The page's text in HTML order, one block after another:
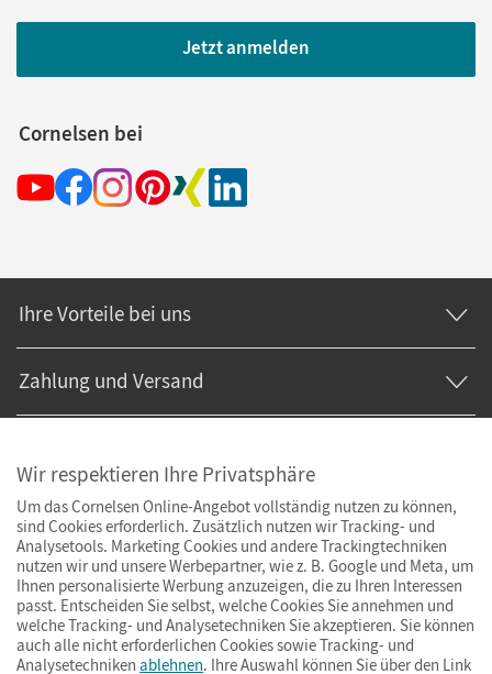
Jetzt anmelden
Cornelsen bei
Ihre Vorteile bei uns
Zahlung und Versand
Wir respektieren Ihre Privatsphäre
Um das Cornelsen Online-Angebot vollständig nutzen zu können,
sind Cookies erforderlich. Zusätzlich nutzen wir Tracking- und
Analysetools. Marketing Cookies und andere Trackingtechniken
nutzen wir und unsere Werbepartner, wie z. B. Google und Meta, um
Ihnen personalisierte Werbung anzuzeigen, die zu Ihren Interessen
passt. Entscheiden Sie selbst, welche Cookies Sie annehmen und
welche Tracking- und Analysetechniken Sie akzeptieren. Sie können
auch alle nicht erforderlichen Cookies sowie Tracking- und
Analysetechniken ablehnen. Ihre Auswahl können Sie über den Link